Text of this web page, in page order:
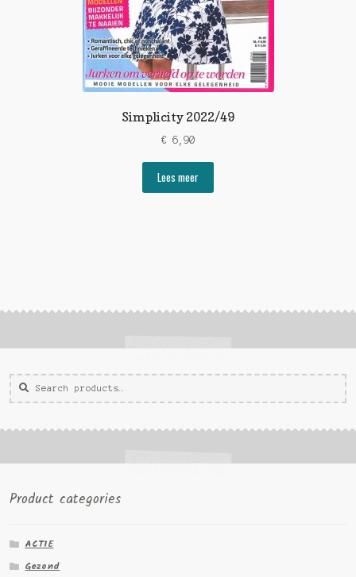
Simplicity 2022/49
€ 6,90
Lees meer
Zoeken
voor:
Zoek
Product categories
ACTIE
Gezond